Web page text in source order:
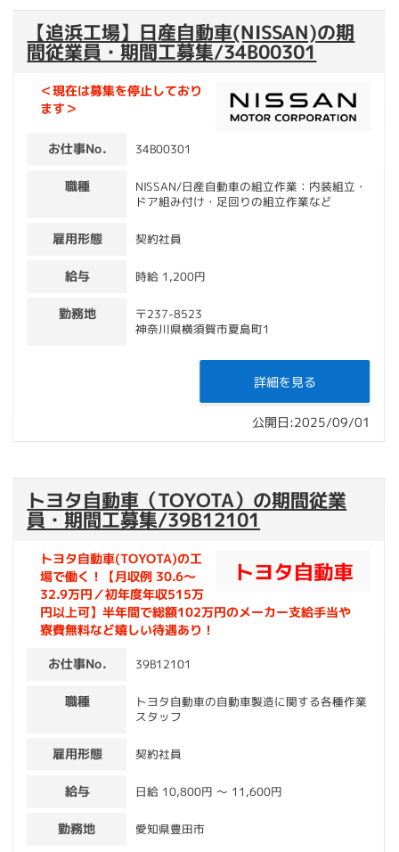
【追浜工場】日産自動車(NISSAN)の期
間従業員・期間工募集/34B00301
＜現在は募集を停止しており
ます＞
お仕事No. 34B00301
職種 NISSAN/日産自動車の組立作業：内装組立・
ドア組み付け・足回りの組立作業など
雇用形態 契約社員
給与 時給 1,200円
勤務地 〒237-8523
神奈川県横須賀市夏島町1
詳細を見る
公開日:2025/09/01
トヨタ自動車（TOYOTA）の期間従業
員・期間工募集/39B12101
トヨタ自動車(TOYOTA)の工
場で働く！【月収例 30.6～
32.9万円／初年度年収515万
円以上可】半年間で総額102万円のメーカー支給手当や
寮費無料など嬉しい待遇あり！
お仕事No. 39B12101
職種 トヨタ自動車の自動車製造に関する各種作業
スタッフ
雇用形態 契約社員
給与 日給 10,800円 〜 11,600円
勤務地 愛知県豊田市